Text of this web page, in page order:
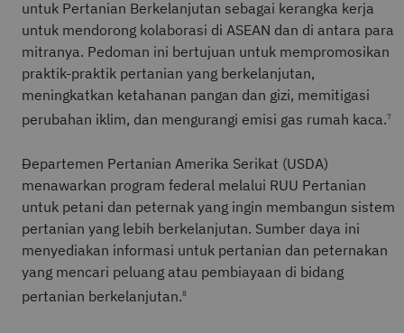
untuk Pertanian Berkelanjutan sebagai kerangka kerja
untuk mendorong kolaborasi di ASEAN dan di antara para
mitranya. Pedoman ini bertujuan untuk mempromosikan
praktik-praktik pertanian yang berkelanjutan,
meningkatkan ketahanan pangan dan gizi, memitigasi
perubahan iklim, dan mengurangi emisi gas rumah kaca.7
Departemen Pertanian Amerika Serikat (USDA)
menawarkan program federal melalui RUU Pertanian
untuk petani dan peternak yang ingin membangun sistem
pertanian yang lebih berkelanjutan. Sumber daya ini
menyediakan informasi untuk pertanian dan peternakan
yang mencari peluang atau pembiayaan di bidang
pertanian berkelanjutan.8